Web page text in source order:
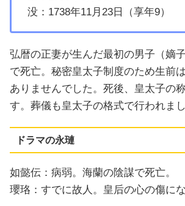
没：1738年11月23日（享年9）
弘暦の正妻が生んだ最初の男子（嫡
で死亡。秘密皇太子制度のため生前
ありませんでした。死後、皇太子の
す。葬儀も皇太子の格式で行われまし
ドラマの永璉
如懿伝：病弱。海蘭の陰謀で死亡。
瓔珞：すでに故人。皇后の心の傷に